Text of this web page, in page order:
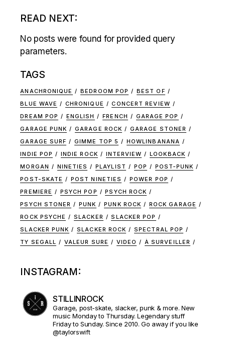
READ NEXT:
No posts were found for provided query
parameters.
TAGS
ANACHRONIQUE BEDROOM POP
BEST OF
BLUE WAVE
CHRONIQUE
CONCERT REVIEW
DREAM POP
ENGLISH FRENCH
GARAGE POP
GARAGE PUNK
GARAGE ROCK
GARAGE STONER
GARAGE SURF
GIMME TOP 5
HOWLINBANANA
INDIE POP
INDIE ROCK INTERVIEW
LOOKBACK
MORGAN
NINETIES PLAYLIST POP
POST-PUNK
POST-SKATE
POST NINETIES
POWER POP
PREMIERE
PSYCH POP
PSYCH ROCK
PSYCH STONER
PUNK PUNK ROCK
ROCK GARAGE
ROCK PSYCHE
SLACKER
SLACKER POP
SLACKER PUNK
SLACKER ROCK
SPECTRAL POP
TY SEGALL
VALEUR SURE VIDEO À SURVEILLER
INSTAGRAM:
STILLINROCK
Garage, post-skate, slacker, punk & more. New
music Monday to Thursday. Legendary stuff
Friday to Sunday. Since 2010. Go away if you like
@taylorswift